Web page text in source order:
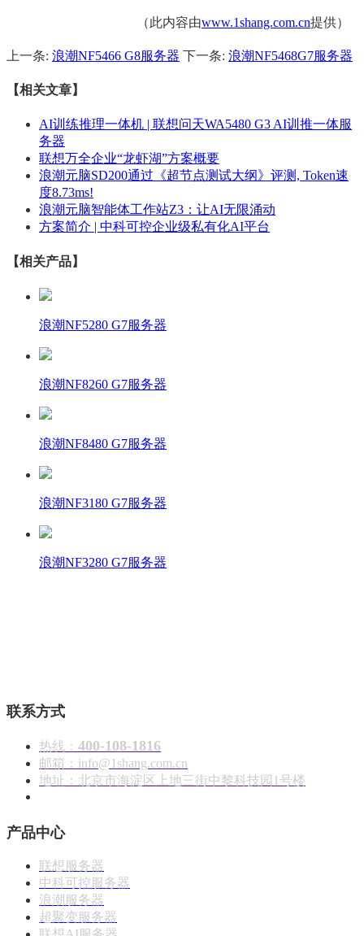
（此内容由www.1shang.com.cn提供）
上一条: 浪潮NF5466 G8服务器 下一条: 浪潮NF5468G7服务器
【相关文章】
AI训练推理一体机 | 联想问天WA5480 G3 AI训推一体服
务器
联想万全企业“龙虾湖”方案概要
浪潮元脑SD200通过《超节点测试大纲》评测, Token速
度8.73ms!
浪潮元脑智能体工作站Z3：让AI无限涌动
方案简介 | 中科可控企业级私有化AI平台
【相关产品】
浪潮NF5280 G7服务器
浪潮NF8260 G7服务器
浪潮NF8480 G7服务器
浪潮NF3180 G7服务器
浪潮NF3280 G7服务器
联系方式
热线： 400-108-1816
邮箱：info@1shang.com.cn
地址：北京市海淀区上地三街中黎科技园1号楼
产品中心
联想服务器
中科可控服务器
浪潮服务器
超聚变服务器